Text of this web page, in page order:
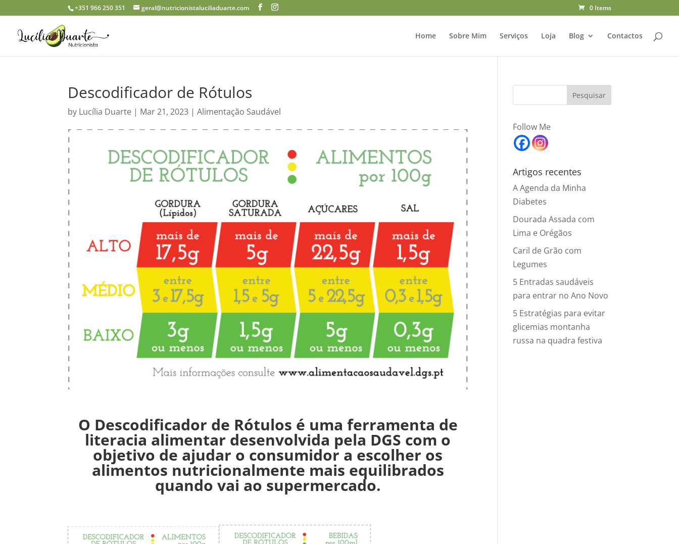
+351 966 250 351 geral@nutricionistaluciliaduarte.com 0 Items
Home Sobre Mim Serviços Loja Blog Contactos
Descodificador de Rótulos
by Lucília Duarte | Mar 21, 2023 |Alimentação Saudável
O Descodificador de Rótulos é uma ferramenta de
literacia alimentar desenvolvida pela DGS com o
objetivo de ajudar o consumidor a escolher os
alimentos nutricionalmente mais equilibrados
quando vai ao supermercado.
Follow Me
Artigos recentes
A Agenda da Minha
Diabetes
Dourada Assada com
Lima e Orégãos
Caril de Grão com
Legumes
5 Entradas saudáveis
para entrar no Ano Novo
5 Estratégias para evitar
glicemias montanha
russa na quadra festiva